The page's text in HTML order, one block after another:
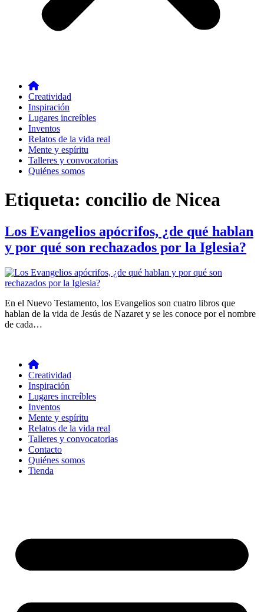
Creatividad
Inspiración
Lugares increíbles
Inventos
Relatos de la vida real
Mente y espíritu
Talleres y convocatorias
Quiénes somos
Etiqueta: concilio de Nicea
Los Evangelios apócrifos, ¿de qué hablan
y por qué son rechazados por la Iglesia?
En el Nuevo Testamento, los Evangelios son cuatro libros que
hablan de la vida de Jesús de Nazaret y se les conoce por el nombre
de cada…
Creatividad
Inspiración
Lugares increíbles
Inventos
Mente y espíritu
Relatos de la vida real
Talleres y convocatorias
Contacto
Quiénes somos
Tienda